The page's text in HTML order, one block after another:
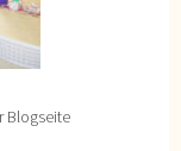
Blogseite